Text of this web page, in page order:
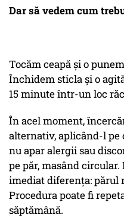
Dar să vedem cum
Tocăm ceapă și o
Închidem sticla și o
15 minute într-un loc
În acel moment,
alternativ, aplicând-l pe
nu apar alergii sau
pe păr, masând
imediat diferența: părul
Procedura poate fi
săptămână.